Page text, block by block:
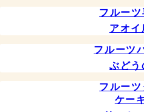
フルーツ
アオイ
フルーツ
ぶどう
フルーツ
ケー